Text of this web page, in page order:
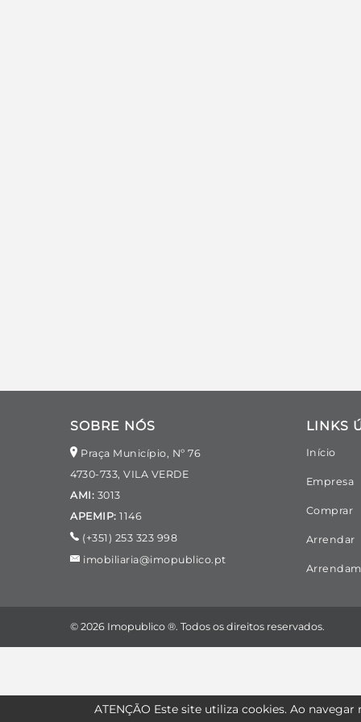
ATENÇÃO Este site utiliza cookies. Ao navegar
SOBRE NÓS
Praça Município, Nº 76
4730-733, VILA VERDE
AMI: 3013
APEMIP: 1146
(+351) 253 323 998
imobiliaria@imopublico.pt
LINKS
Início
Empresa
Comprar
Arrendar
© 2026 Imopublico ®. Todos os direitos reservados.